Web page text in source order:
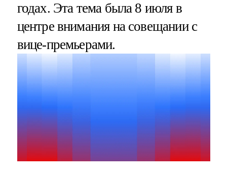
годах. Эта тема была 8 июля в
центре внимания на совещании с
вице-премьерами.